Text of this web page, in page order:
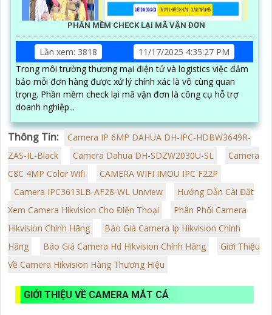
PHẦN MỀM CHECK LẠI MÃ VẬN ĐƠN
Lần xem: 3818
11/17/2025 4:35:27 PM
Trong môi trường thương mại điện tử và logistics việc đảm
bảo mỗi đơn hàng được xử lý chính xác là vô cùng quan
trọng. Phần mềm check lại mã vận đơn là công cụ hỗ trợ
doanh nghiệp...
Thông Tin:
Camera IP 6MP DAHUA DH-IPC-HDBW3649R-
ZAS-IL-Black
Camera Dahua DH-SDZW2030U-SL
Camera
C8C 4MP Color Wifi
CAMERA WIFI IMOU IPC F22P
Camera IPC3613LB-AF28-WL Uniview
Hướng Dẫn Cài Đặt
Xem Camera Hikvision Cho Điện Thoại
Phân Phối Camera
Hikvision Chính Hãng
Báo Giá Camera Ip Hikvision Chính
Hãng
Báo Giá Camera Hd Hikvision Chính Hãng
Giới Thiệu
Về Camera Hikvision Hàng Thương Hiệu
GIỚI THIỆU VỀ CAMERA MẮT CÁ